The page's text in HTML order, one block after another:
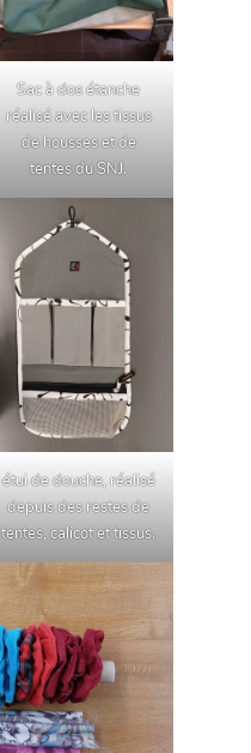
Sac à dos étanche
réalisé avec les tissus
de housses et de
tentes du SNJ.
étui de douche, réalisé
depuis des restes de
tentes, calicot et tissus.